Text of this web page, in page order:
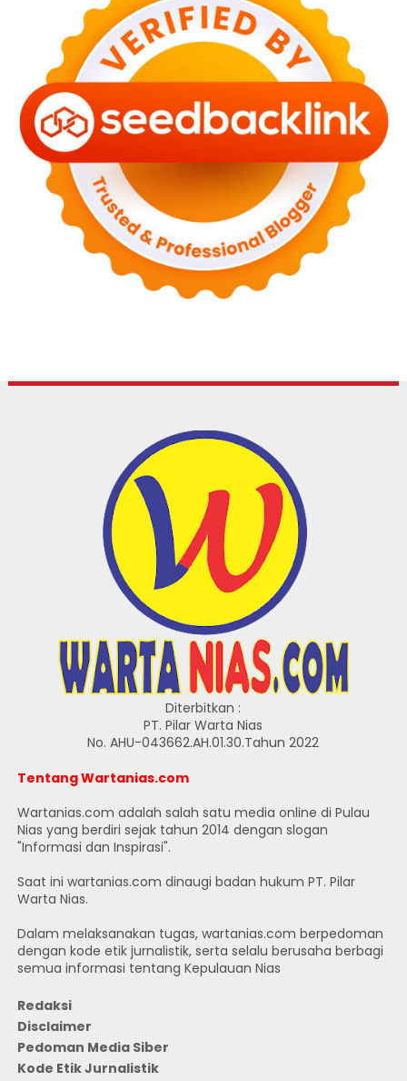
Diterbitkan :
PT. Pilar Warta Nias
No. AHU-043662.AH.01.30.Tahun 2022
Tentang Wartanias.com
Wartanias.com adalah salah satu media online di Pulau
Nias yang berdiri sejak tahun 2014 dengan slogan
"Informasi dan Inspirasi".
Saat ini wartanias.com dinaugi badan hukum PT. Pilar
Warta Nias.
Dalam melaksanakan tugas, wartanias.com berpedoman
dengan kode etik jurnalistik, serta selalu berusaha berbagi
semua informasi tentang Kepulauan Nias
Redaksi
Disclaimer
Pedoman Media Siber
Kode Etik Jurnalistik